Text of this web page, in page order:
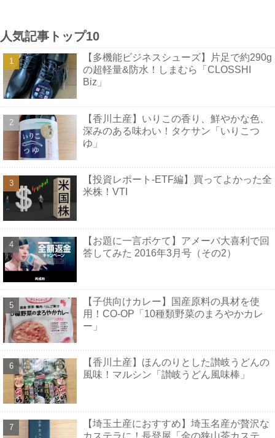
人気記事トップ10
【多機能ビジネスシューズ】片足で約290g
の超軽量&防水！しまむら「CLOSSHI
Biz」
【香川土産】いりこの香り、鮮やかな色、
深みのある味わい！タケサン「いりこつ
ゆ」
【投資レポート-ETF編】買ってよかった全
米株！VTI
【お題に一言ボケて】アメーバ大喜利で回
答してみた 2016年3月号（その2）
【子供向けカレー】国産原料の具材を使
用！CO-OP「10種類野菜のまろやかカレ
ー」
【香川土産】ほんのりとした讃岐うどんの
風味！マルシン「讃岐うどん風味棒」
【埼玉土産におすすめ】埼玉名産が贅沢な
カステラに！長登屋「金の狭山茶カステ